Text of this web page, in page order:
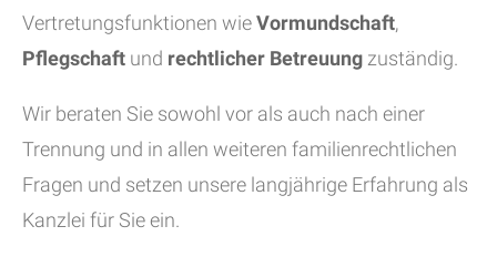
Vertretungsfunktionen wieVormundschaft,
Pflegschaft und rechtlicher Betreuung zuständig.
Wir beraten Sie sowohl vor als auch nach einer
Trennung und in allen weiteren familienrechtlichen
Fragen und setzen unsere langjährige Erfahrung als
Kanzlei für Sie ein.